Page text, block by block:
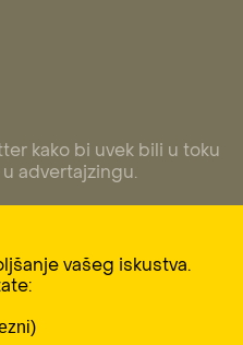
kako bi uvek bili u toku
advertajzingu.
Subscribe
vašeg iskustva.